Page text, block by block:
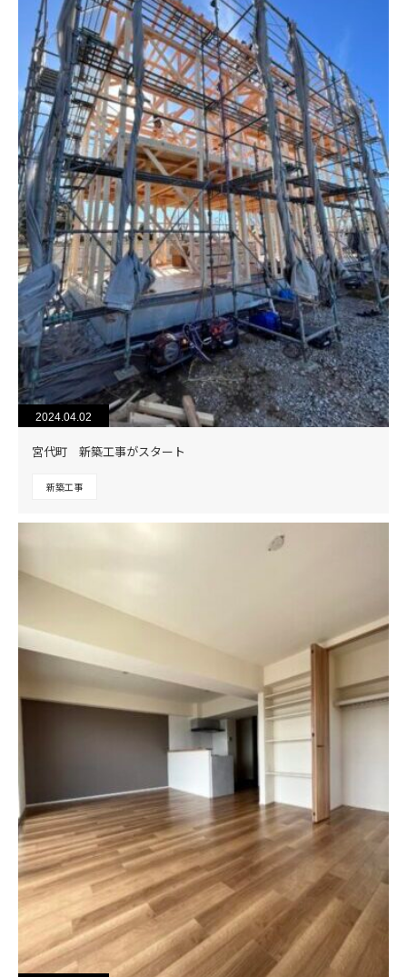
2024.04.02
宮代町 新築工事がスタート
新築工事